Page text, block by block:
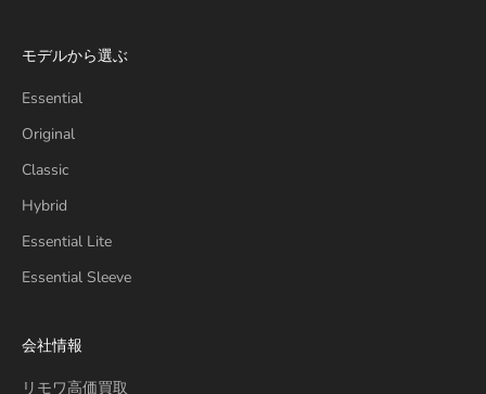
モデルから選ぶ
Essential
Original
Classic
Hybrid
Essential Lite
Essential Sleeve
会社情報
リモワ高価買取